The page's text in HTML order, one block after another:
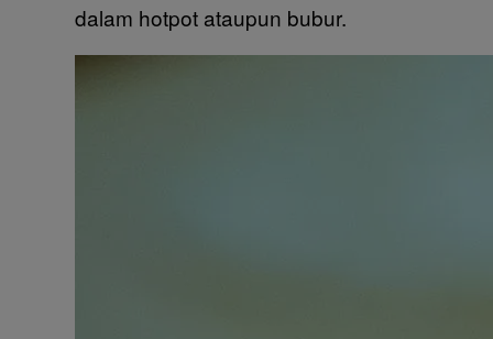
dalam hotpot ataupun bubur.